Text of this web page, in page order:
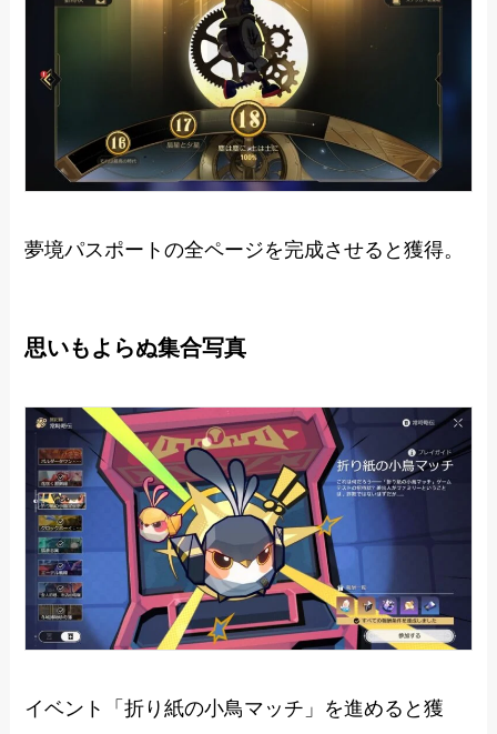
夢境パスポートの全ページを完成させると獲得。
思いもよらぬ集合写真
イベント「折り紙の小鳥マッチ」を進めると獲